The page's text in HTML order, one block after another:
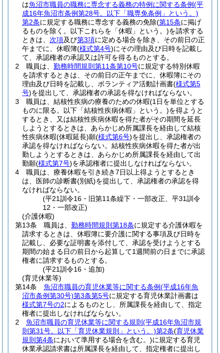
は魚沼市職員の職務に専念する義務の特例に関する条例(平
成16年魚沼市条例第28号。以下「職専免条例」という。)
第2条に規定する職務に専念する義務の免除(第15条に掲げ
るものを除く。以下これらを「休暇」という。)を請求する
ときは、 次項及び第3項に定める場合を除き、その前日の正
午までに、休暇簿(様式第4号)にその理由及び日時を記載し
て、承認権者の承認又は許可を得るものとする。
2
職員は、 勤務時間規則第11条第10号に規定する特別休暇
を請求するときは、その前日の正午までに、休暇簿にその
理由及び日時を記載し、ボランティア活動計画書(様式第5
号)を提出して、承認権者の承認を得なければならない。
3
職員は、結核性疾病の療養のための休暇(1日を単位とする
ものに限る。以下「結核性疾病休暇」という。)を得ようと
するとき、又は結核性疾病休暇を得た者がその期間を延長
しようとするときは、あらかじめ所属課長を経由して結核
性疾病休暇(休暇延長)願(様式第6号)を提出し、承認権者の
承認を得なければならない。 結核性疾病休暇を得た者が出
勤しようとするときは、あらかじめ所属課長を経由して出
勤願(様式第7号)を承認権者に提出しなければならない。
4
職員は、療養休暇を引き続き7日以上得ようとするとき
は、医師の診断書(別紙)を提出して、承認権者の承認を得
なければならない。
(平21訓令16・旧第11条繰下・一部改正、平31訓令
12・一部改正)
(介護休暇)
第13条
職員は、 勤務時間規則第18条に規定する介護休暇を
請求するときは、休暇簿に要介護に関する事項及び日時を
記載し、必要な証明書を添付して、承認を受けようとする
期間の始まる日の前日から起算して1週間前の日までに承認
権者に請求するものとする。
(平21訓令16・追加)
(育児休業等)
第14条
魚沼市職員の育児休業等に関する条例(平成16年魚
沼市条例第30号)第3条第5号に規定する育児休業計画書は
様式第7号の2によるものとし、所属課長を経由して、指定
権者に提出しなければならない。
2
魚沼市職員の育児休業等に関する規則 (平成16年魚沼市規
則第31号。以下「育児休業規則」という。)第2条(育児休業
規則第4条において準用する場合を含む。)に規定する育児
休業承認請求書は所属課長を経由して、指定権者に提出し